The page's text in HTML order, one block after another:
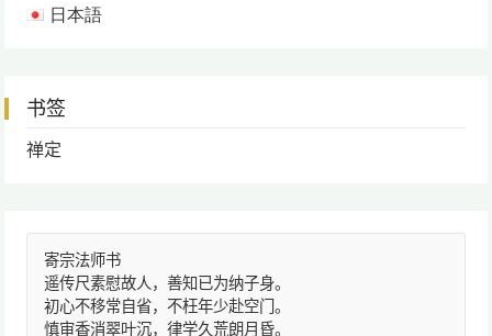
日本語
书签
禅定
寄宗法师书
遥传尺素慰故人，善知已为纳子身。
初心不移常自省，不枉年少赴空门。
慎审香消翠叶沉，律学久荒朗月昏。